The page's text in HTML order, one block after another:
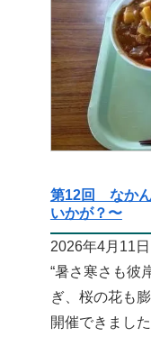
第12回 なかん
いかが？〜
2026年4月11日
“暑さ寒さも彼
ぎ、桜の花も
開催できまし